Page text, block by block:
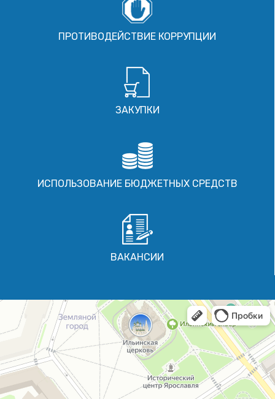
ПРОТИВОДЕЙСТВИЕ КОРРУПЦИИ
ЗАКУПКИ
ИСПОЛЬЗОВАНИЕ БЮДЖЕТНЫХ СРЕДСТВ
ВАКАНСИИ